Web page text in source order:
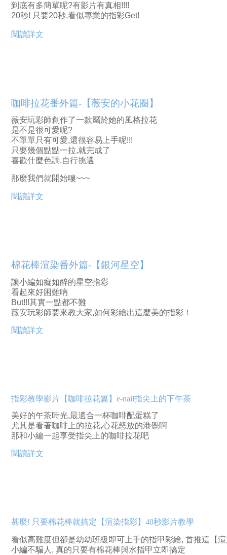
到底有多簡單呢?有影片有真相!!!!
20秒! 只要20秒,看似專業的指彩Get!
閱讀詳文
咖啡拉花番外篇-【薇安的小花圈】
薇安玩彩師創作了一款屬於她的風格拉花
是不是很可愛呢?
不單單只有可愛,還很容易上手呢!!!
只要幾個點點一拉,就完成了
喜歡什麼色調,自行挑選
那麼我們就開始嘍~~~
閱讀詳文
棉花棒渲染番外篇-【銀河星空】
讓小編如癡如醉的星空指彩
看起來好困難吶
But!!!其實一點都不難
薇安玩彩師要來教大家,如何彩繪出這麼美的指彩！
閱讀詳文
指彩教學影片【咖啡拉花篇】e-nail指尖上的下午茶
美好的午茶時光,最適合一杯咖啡配蛋糕了
尤其是看著咖啡上的拉花,心花怒放的港覺啊
那和小編一起享受指尖上的咖啡拉花吧
閱讀詳文
甚麼! 只要棉花棒就搞定【渲染指彩】40秒影片教學
看似高難度但卻是幼幼班級即可上手的指甲彩繪, 首推這【
小編不騙人, 真的只要有棉花棒與水指甲立即搞定